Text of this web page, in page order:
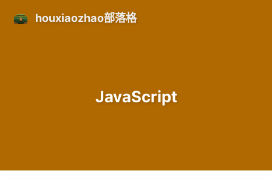
houxiaozhao部落格
JavaScript